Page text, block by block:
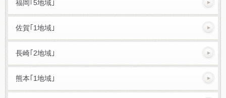
福岡｢5地域｣
佐賀｢1地域｣
長崎｢2地域｣
熊本｢1地域｣